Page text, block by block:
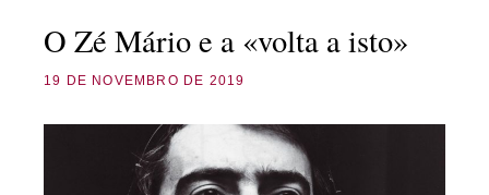
O Zé Mário e a «volta a isto»
19 DE NOVEMBRO DE 2019